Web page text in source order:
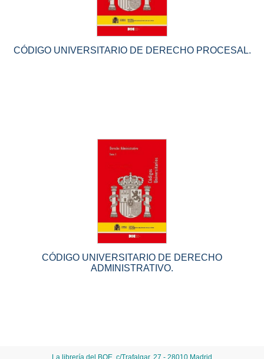
CÓDIGO UNIVERSITARIO DE DERECHO PROCESAL.
CÓDIGO UNIVERSITARIO DE DERECHO
ADMINISTRATIVO.
La librería del BOE. c/Trafalgar, 27 - 28010 Madrid